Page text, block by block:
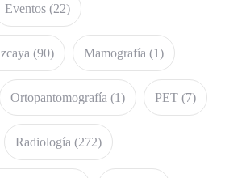
Eventos (22)
(90) Mamografía (1)
Ortopantomografía (1) PET (7)
Radiología (272)